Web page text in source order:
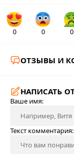
0 0 0
ОТЗЫВЫ И
НАПИСАТЬ
Ваше имя:
Текст комментария: